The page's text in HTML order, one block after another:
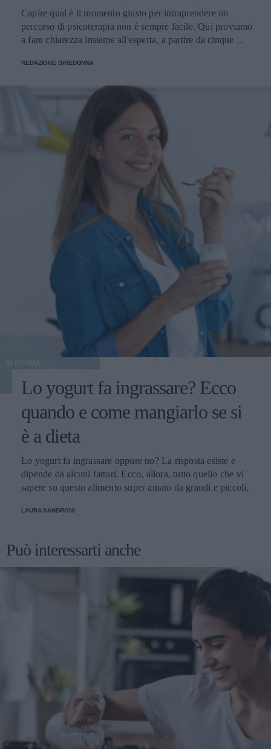
Capire qual è il momento giusto per intraprendere un
percorso di psicoterapia non è sempre facile. Qui proviamo
a fare chiarezza insieme all'esperta, a partire da cinque
REDAZIONE DIREDONNA
Lo yogurt fa ingrassare? Ecco
quando e come mangiarlo se si
è a dieta
Lo yogurt fa ingrassare oppure no? La risposta esiste e
dipende da alcuni fattori. Ecco, allora, tutto quello che vi
sapere su questo alimento super amato da grandi e piccoli.
LAURA SANDRONI
Può interessarti anche